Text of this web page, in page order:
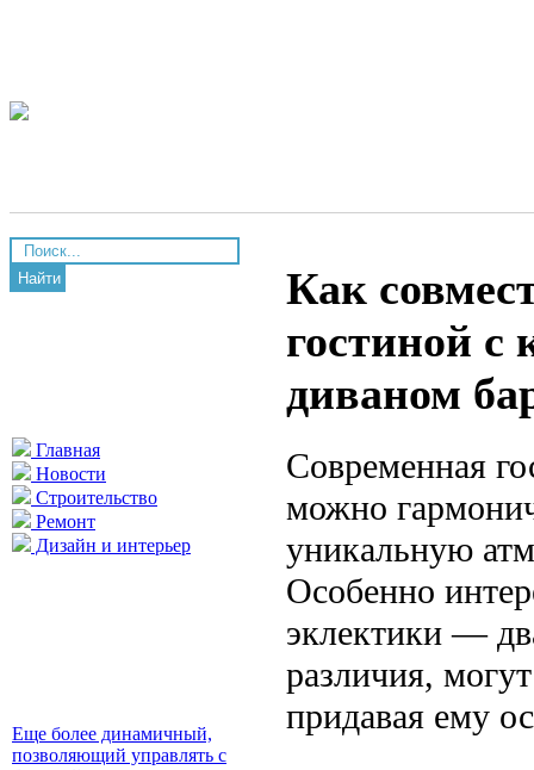
Найти
Главная
Новости
Строительство
Ремонт
Дизайн и интерьер
Еще более динамичный,
позволяющий управлять с
Как
гостиной с
диваном
Современная
можно
уникальную
Особенно
эклектики —
различия,
придавая ему